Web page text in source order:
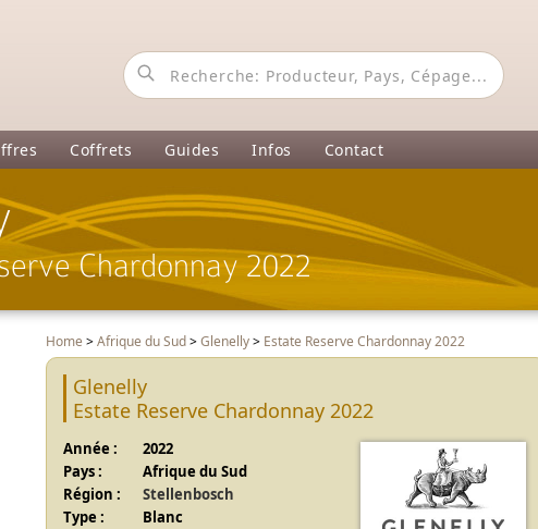
Coffrets Guides Infos Contact
Chardonnay 2022
Home >Afrique du Sud>Glenelly> Estate Reserve Chardonnay 2022
Glenelly
Estate Reserve Chardonnay 2022
Année :
2022
Pays :
Afrique du Sud
Région :
Stellenbosch
Type :
Blanc